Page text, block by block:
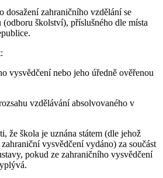
dosažení zahraničního vzdělání se
školství), příslušného dle místa
vysvědčení nebo jeho úředně ověřenou
vzdělávání absolvovaného v
že škola je uznána státem (dle jehož
vysvědčení vydáno) za součást
pokud ze zahraničního vysvědčení